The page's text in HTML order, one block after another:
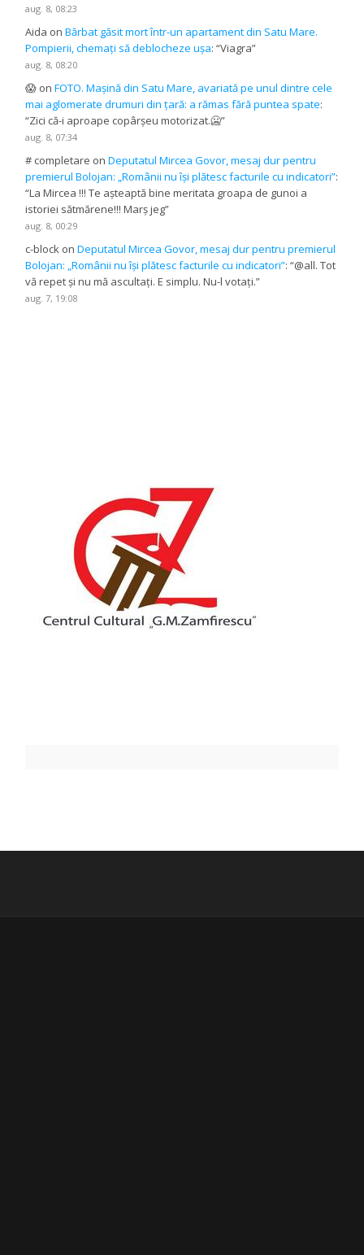
aug. 8, 08:23
Aida onBărbat găsit mort într-un apartament din Satu Mare.
Pompierii, chemați să deblocheze ușa: “Viagra”
aug. 8, 08:20
😱 onFOTO. Mașină din Satu Mare, avariată pe unul dintre cele
mai aglomerate drumuri din țară: a rămas fără puntea spate:
“Zici că-i aproape copârșeu motorizat.🥶”
aug. 8, 07:34
# completare onDeputatul Mircea Govor, mesaj dur pentru
premierul Bolojan: „Românii nu își plătesc facturile cu indicatori”:
“La Mircea !!! Te așteaptă bine meritata groapa de gunoi a
istoriei sătmărene!!! Marș jeg”
aug. 8, 00:29
c-block onDeputatul Mircea Govor, mesaj dur pentru premierul
Bolojan: „Românii nu își plătesc facturile cu indicatori”: “@all. Tot
vă repet și nu mă ascultați. E simplu. Nu-l votați.”
aug. 7, 19:08